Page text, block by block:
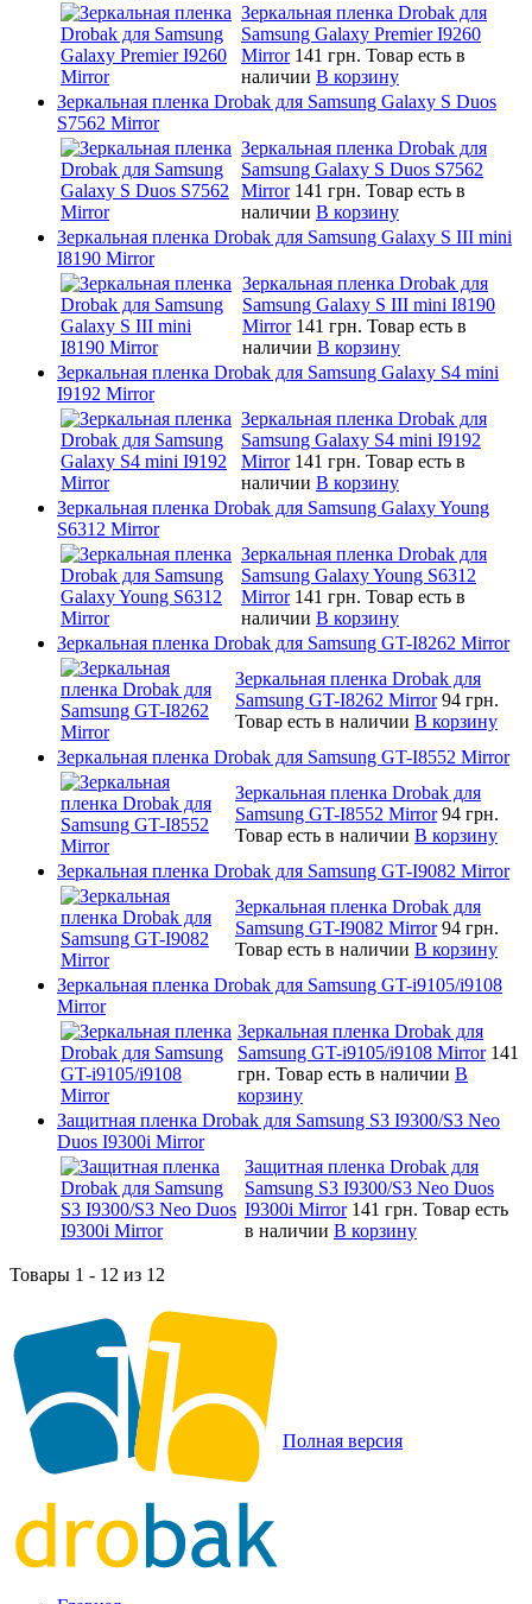
Зеркальная пленка Drobak для
Samsung Galaxy Premier I9260
Mirror 141 грн. Товар есть в
наличии В корзину
Зеркальная пленка Drobak для Samsung Galaxy S Duos
S7562 Mirror
Зеркальная пленка Drobak для
Samsung Galaxy S Duos S7562
Mirror 141 грн. Товар есть в
наличии В корзину
Зеркальная пленка Drobak для Samsung Galaxy S III mini
I8190 Mirror
Зеркальная пленка Drobak для
Samsung Galaxy S III mini I8190
Mirror 141 грн. Товар есть в
наличии В корзину
Зеркальная пленка Drobak для Samsung Galaxy S4 mini
I9192 Mirror
Зеркальная пленка Drobak для
Samsung Galaxy S4 mini I9192
Mirror 141 грн. Товар есть в
наличии В корзину
Зеркальная пленка Drobak для Samsung Galaxy Young
S6312 Mirror
Зеркальная пленка Drobak для
Samsung Galaxy Young S6312
Mirror 141 грн. Товар есть в
наличии В корзину
Зеркальная пленка Drobak для Samsung GT-I8262 Mirror
Зеркальная пленка Drobak для
Samsung GT-I8262 Mirror 94 грн.
Товар есть в наличии В корзину
Зеркальная пленка Drobak для Samsung GT-I8552 Mirror
Зеркальная пленка Drobak для
Samsung GT-I8552 Mirror 94 грн.
Товар есть в наличии В корзину
Зеркальная пленка Drobak для Samsung GT-I9082 Mirror
Зеркальная пленка Drobak для
Samsung GT-I9082 Mirror 94 грн.
Товар есть в наличии В корзину
Зеркальная пленка Drobak для Samsung GT-i9105/i9108
Mirror
Зеркальная пленка Drobak для
Samsung GT-i9105/i9108 Mirror 141
грн. Товар есть в наличии В
корзину
Защитная пленка Drobak для Samsung S3 I9300/S3 Neo
Duos I9300i Mirror
Защитная пленка Drobak для
Samsung S3 I9300/S3 Neo Duos
I9300i Mirror 141 грн. Товар есть
в наличии В корзину
Товары 1 - 12 из 12
Полная версия